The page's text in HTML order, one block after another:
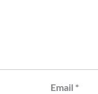
Email *